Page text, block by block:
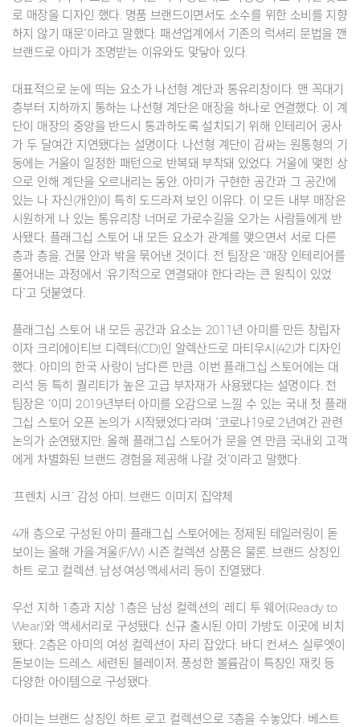
로 매장을 디자인 했다. 명품 브랜드이면서도 소수를 위한 소비를 지향
하지 않기 때문”이라고 말했다. 패션업계에서 기존의 럭셔리 문법을 깬
브랜드로 아미가 조명받는 이유와도 맞닿아 있다.
대표적으로 눈에 띄는 요소가 나선형 계단과 통유리창이다. 맨 꼭대기
층부터 지하까지 통하는 나선형 계단은 매장을 하나로 연결했다. 이 계
단이 매장의 중앙을 반드시 통과하도록 설치되기 위해 인테리어 공사
가 두 달여간 지연됐다는 설명이다. 나선형 계단이 감싸는 원통형의 기
둥에는 거울이 일정한 패턴으로 반복돼 부착돼 있었다. 거울에 맺힌 상
으로 인해 계단을 오르내리는 동안, 아미가 구현한 공간과 그 공간에
있는 나 자신(개인)이 특히 도드라져 보인 이유다. 이 모든 내부 매장은
시원하게 나 있는 통유리창 너머로 가로수길을 오가는 사람들에게 반
사됐다. 플래그십 스토어 내 모든 요소가 관계를 맺으면서 서로 다른
층과 층을, 건물 안과 밖을 묶어낸 것이다. 전 팀장은 “매장 인테리어를
풀어내는 과정에서 ‘유기적으로 연결돼야 한다’라는 큰 원칙이 있었
다”고 덧붙였다.
플래그십 스토어 내 모든 공간과 요소는 2011년 아미를 만든 창립자
이자 크리에이티브 디렉터(CD)인 알렉산드로 마티우시(42)가 디자인
했다. 아미의 한국 사랑이 남다른 만큼, 이번 플래그십 스토어에는 대
리석 등 특히 퀄리티가 높은 고급 부자재가 사용됐다는 설명이다. 전
팀장은 “이미 2019년부터 아미를 오감으로 느낄 수 있는 국내 첫 플래
그십 스토어 오픈 논의가 시작됐었다”라며 “코로나19로 2년여간 관련
논의가 순연됐지만, 올해 플래그십 스토어가 문을 연 만큼 국내외 고객
에게 차별화된 브랜드 경험을 제공해 나갈 것”이라고 말했다.
‘프렌치 시크’ 감성 아미, 브랜드 이미지 집약체
4개 층으로 구성된 아미 플래그십 스토어에는 정제된 테일러링이 돋
보이는 올해 가을·겨울(F/W) 시즌 컬렉션 상품은 물론, 브랜드 상징인
하트 로고 컬렉션, 남성·여성·액세서리 등이 진열됐다.
우선 지하 1층과 지상 1층은 남성 컬렉션의 ‘레디 투 웨어(Ready to
Wear)’와 액세서리로 구성됐다. 신규 출시된 아미 가방도 이곳에 비치
됐다. 2층은 아미의 여성 컬렉션이 자리 잡았다. 바디 컨셔스 실루엣이
돋보이는 드레스, 세련된 블레이저, 풍성한 볼륨감이 특징인 재킷 등
다양한 아이템으로 구성됐다.
아미는 브랜드 상징인 하트 로고 컬렉션으로 3층을 수놓았다. 베스트